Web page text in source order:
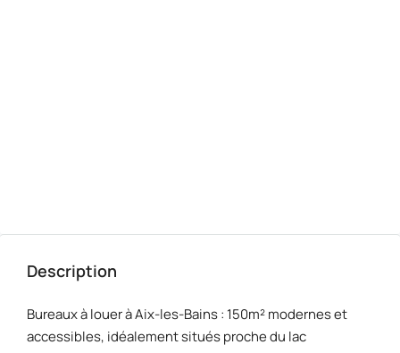
Description
Bureaux à louer à Aix-les-Bains : 150m² modernes et
accessibles, idéalement situés proche du lac